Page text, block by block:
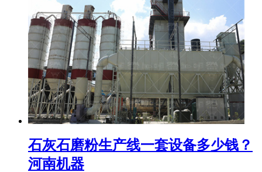
石灰石磨粉生产线一套设备多少钱？
河南机器